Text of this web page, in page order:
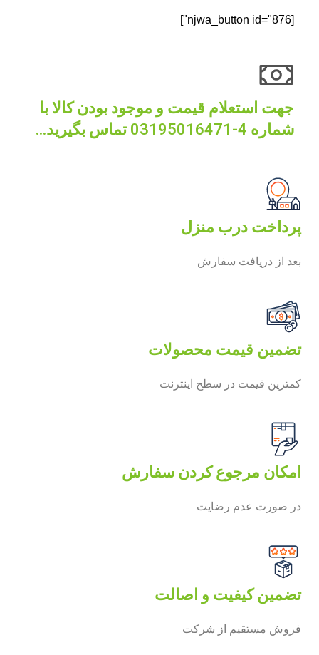
[njwa_button id="876"]
جهت استعلام قیمت و موجود بودن کالا با
شماره 4-03195016471 تماس بگیرید...
پرداخت درب منزل
بعد از دریافت سفارش
تضمین قیمت محصولات
کمترین قیمت در سطح اینترنت
امکان مرجوع کردن سفارش
در صورت عدم رضایت
تضمین کیفیت و اصالت
فروش مستقیم از شرکت